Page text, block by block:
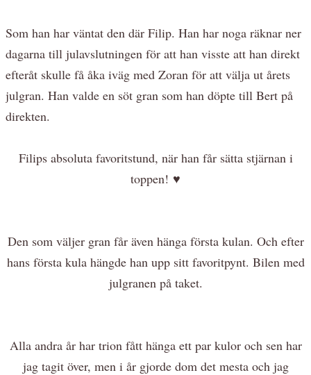
Som han har väntat den där Filip. Han har noga räknar ner
dagarna till julavslutningen för att han visste att han direkt
efteråt skulle få åka iväg med Zoran för att välja ut årets
julgran. Han valde en söt gran som han döpte till Bert på
direkten.
Filips absoluta favoritstund, när han får sätta stjärnan i
toppen! ♥
Den som väljer gran får även hänga första kulan. Och efter
hans första kula hängde han upp sitt favoritpynt. Bilen med
julgranen på taket.
Alla andra år har trion fått hänga ett par kulor och sen har
jag tagit över, men i år gjorde dom det mesta och jag